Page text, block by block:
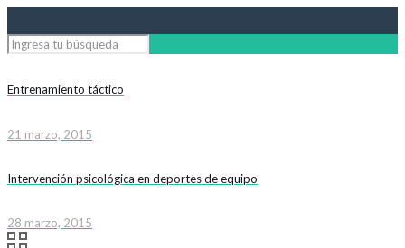
Entrenamiento táctico
21 marzo, 2015
Intervención psicológica en deportes de equipo
28 marzo, 2015